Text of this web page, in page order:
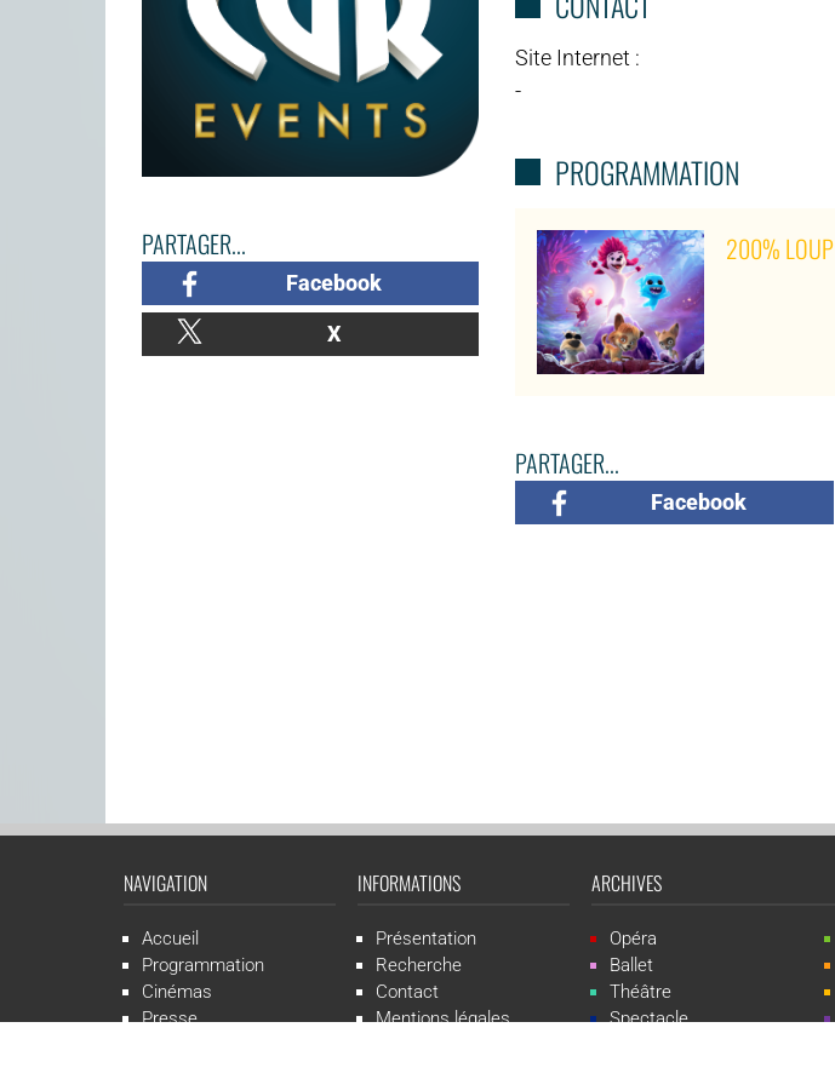
PARTAGER...
Facebook
X
Site Internet :
-
PROGRAMMATION
200% LOUP
PARTAGER...
Facebook
NAVIGATION
Accueil
Programmation
Cinémas
Presse
INFORMATIONS
Présentation
Recherche
Contact
Mentions légales
ARCHIVES
Opéra
Ballet
Théâtre
Spectacle